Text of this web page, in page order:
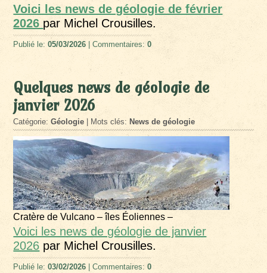
Voici les news de géologie de février
2026 par Michel Crousilles.
Publié le:05/03/2026 | Commentaires:0
Quelques news de géologie de
janvier 2026
Catégorie:Géologie | Mots clés:News de géologie
Cratère de Vulcano – îles Éoliennes –
Voici les news de géologie de janvier
2026 par Michel Crousilles.
Publié le:03/02/2026 | Commentaires:0